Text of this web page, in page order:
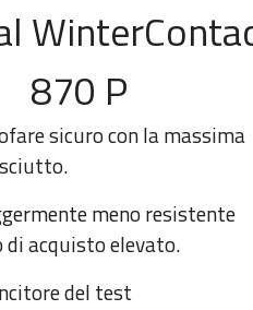
870 P
sicuro con la massima
meno resistente
di acquisto elevato.
del test